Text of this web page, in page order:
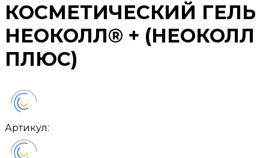
КОСМЕТИЧЕСКИЙ ГЕЛЬ
НЕОКОЛЛ® + (НЕОКОЛЛ
ПЛЮС)
Артикул: